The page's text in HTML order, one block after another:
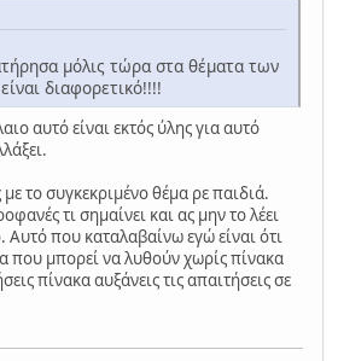
μόλις τώρα στα θέματα των
διαφορετικό!!!!
αυτό είναι εκτός ύλης για αυτό
το συγκεκριμένο θέμα ρε παιδιά.
τι σημαίνει και ας μην το λέει
Αυτό που καταλαβαίνω εγώ είναι ότι
που μπορεί να λυθούν χωρίς πίνακα
πίνακα αυξάνεις τις απαιτήσεις σε